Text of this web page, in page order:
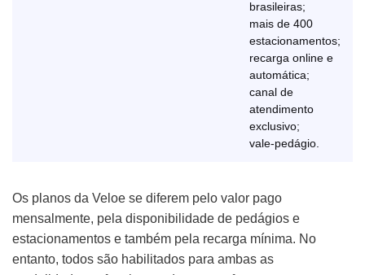
brasileiras;
mais de 400
estacionamentos;
recarga online e
automática;
canal de
atendimento
exclusivo;
vale-pedágio.
Os planos da Veloe se diferem pelo valor pago
mensalmente, pela disponibilidade de pedágios e
estacionamentos e também pela recarga mínima. No
entanto, todos são habilitados para ambas as